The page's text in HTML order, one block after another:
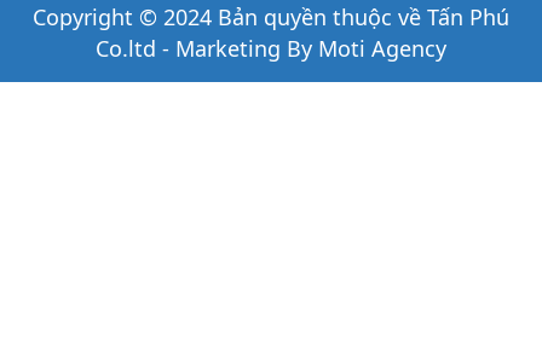
Copyright © 2024 Bản quyền thuộc về Tấn Phú
Co.ltd - Marketing By Moti Agency